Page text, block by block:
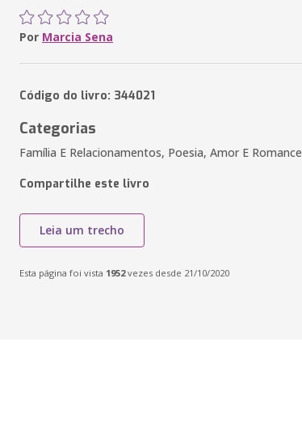
Por Marcia Sena
Código do livro: 344021
Categorias
Família E Relacionamentos, Poesia, Amor E Romance
Compartilhe este livro
Leia um trecho
Esta página foi vista 1952vezes desde 21/10/2020